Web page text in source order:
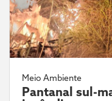
Meio Ambiente
Pantanal sul-